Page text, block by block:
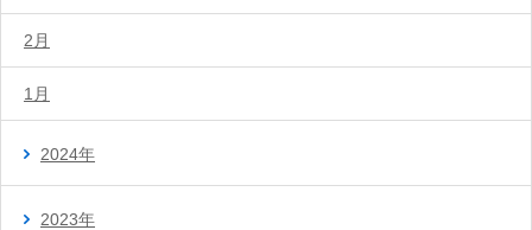
2月
1月
2024年
2023年